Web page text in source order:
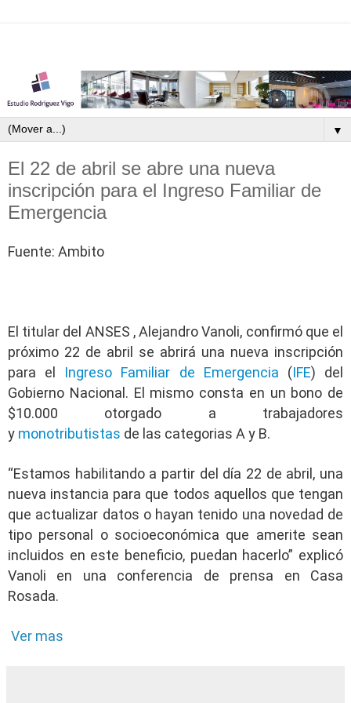
▼
El 22 de abril se abre una nueva
inscripción para el Ingreso Familiar de
Emergencia
Fuente: Ambito
El titular del ANSES ,Alejandro Vanoli, confirmó que el
próximo 22 de abril
se abrirá una nueva inscripción
para el Ingreso Familiar de Emergencia (IFE) del
Gobierno Nacional. El mismo consta en un bono de
$10.000 otorgado a trabajadores
y monotributistas de las categorias A y B.
“Estamos habilitando a partir del día 22 de abril, una
nueva instancia para que todos aquellos que tengan
que actualizar datos o hayan tenido una novedad de
tipo personal o socioeconómica que amerite sean
incluidos en este beneficio, puedan hacerlo” explicó
Vanoli en una conferencia de prensa en Casa
Rosada.
Ver mas